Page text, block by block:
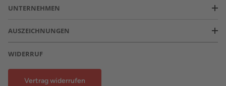
UNTERNEHMEN
AUSZEICHNUNGEN
WIDERRUF
Vertrag widerrufen